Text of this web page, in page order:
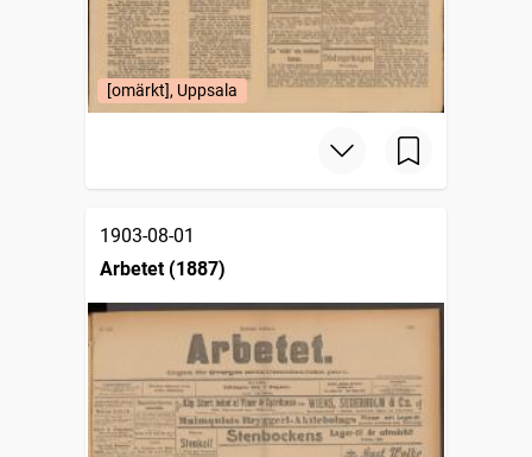
[omärkt], Uppsala
1903-08-01
Arbetet (1887)